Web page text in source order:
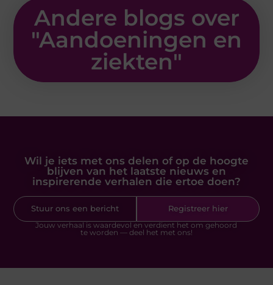
Andere blogs over
"Aandoeningen en
ziekten"
Wil je iets met ons delen of op de hoogte
blijven van het laatste nieuws en
inspirerende verhalen die ertoe doen?
Stuur ons een bericht
Registreer hier
Jouw verhaal is waardevol en verdient het om gehoord
te worden — deel het met ons!